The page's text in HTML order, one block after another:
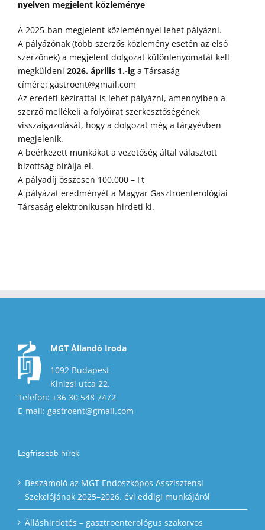
nyelven megjelent közleménye
A 2025-ban megjelent közleménnyel lehet pályázni.
A pályázónak (több szerzős közlemény esetén az első
szerzőnek) a megjelent dolgozat különlenyomatát kell
megküldeni 2026. április 1.-ig a Társaság
címére: gastroent@gmail.com
Az eredeti kézirattal is lehet pályázni, amennyiben a
szerző mellékeli a folyóirat szerkesztőségének
visszaigazolását, hogy a dolgozat még a tárgyévben
megjelenik.
A beérkezett munkákat a vezetőség által választott
bizottság bírálja el.
A pályadíj összesen 100.000 – Ft
A pályázat eredményét a Magyar Gasztroenterológiai
Társaság elektronikusan hirdeti ki.
MGT Állandó Iroda
1092 Budapest
Kinizsi utca 22.
Telefon: +36 30 548 7472
E-mail: gastroent@gmail.com
Legfrissebb hírek
Beszámoló az MGT Endoszkópos Asszisztensi
Szekciójának 2025–2026. évi eddigi munkájáról
Álláshirdetés – gasztroenterológus szakorvos